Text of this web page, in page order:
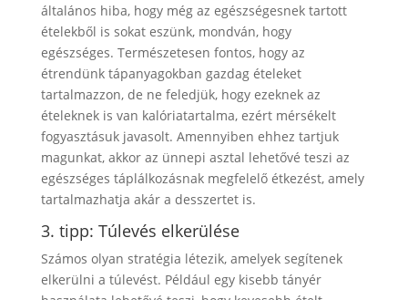
általános hiba, hogy még az egészségesnek tartott
ételekből is sokat eszünk, mondván, hogy
egészséges. Természetesen fontos, hogy az
étrendünk tápanyagokban gazdag ételeket
tartalmazzon, de ne feledjük, hogy ezeknek az
ételeknek is van kalóriatartalma, ezért mérsékelt
fogyasztásuk javasolt. Amennyiben ehhez tartjuk
magunkat, akkor az ünnepi asztal lehetővé teszi az
egészséges táplálkozásnak megfelelő étkezést, amely
tartalmazhatja akár a desszertet is.
3. tipp: Túlevés elkerülése
Számos olyan stratégia létezik, amelyek segítenek
elkerülni a túlevést. Például egy kisebb tányér